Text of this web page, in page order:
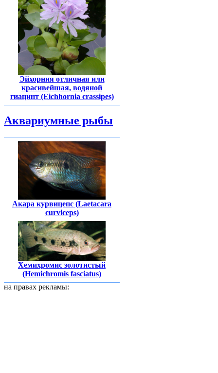
Эйхорния отличная или
красивейшая, водяной
гиацинт (Eichhornia crassipes)
Аквариумные рыбы
Акара курвицепс (Laetacara
curviceps)
Хемихромис золотистый
(Hemichromis fasciatus)
на правах рекламы: